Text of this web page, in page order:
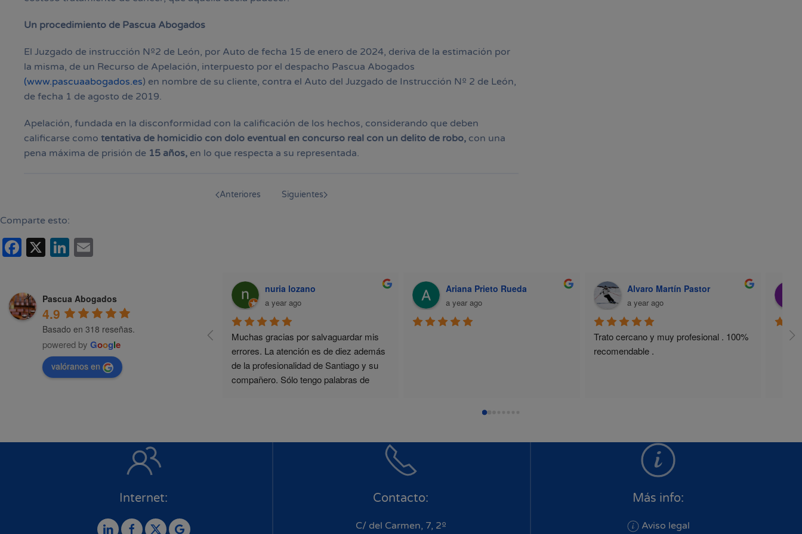
Un procedimiento de Pascua Abogados
El Juzgado de instrucción Nº2 de León, por Auto de fecha 15 de enero de 2024, deriva de la estimación por
la misma, de un Recurso de Apelación, interpuesto por el despacho Pascua Abogados
(www.pascuaabogados.es) en nombre de su cliente, contra el Auto del Juzgado de Instrucción Nº 2 de León,
de fecha 1 de agosto de 2019.
Apelación, fundada en la disconformidad con la calificación de los hechos, considerando que deben
calificarse como tentativa de homicidio con dolo eventual en concurso real con un delito de robo, con una
pena máxima de prisión de 15 años, en lo que respecta a su representada.
Anteriores Siguientes
Comparte esto:
Facebook
X LinkedIn
Pascua Abogados
4.9
Basado en 318 reseñas.
powered by Google
valóranos en
nuria lozano
a year ago
Muchas gracias por salvaguardar mis
errores. La atención es de diez además
de la profesionalidad de Santiago y su
compañero. Sólo tengo palabras de
Ariana Prieto Rueda
a year ago
Alvaro Martín Pastor
a year ago
Trato cercano y muy profesional . 100%
recomendable .
Internet: Contacto:
C/ del Carmen, 7, 2º
Más info:
Aviso legal